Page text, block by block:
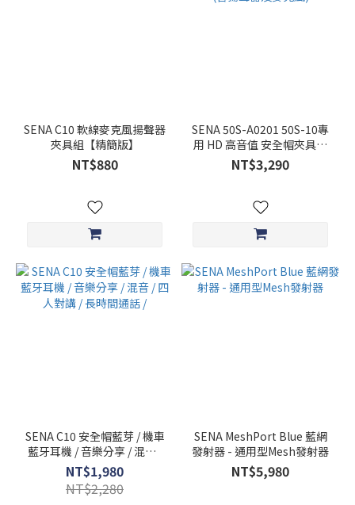
SENA C10 軟線麥克風揚聲器
夾具組【精簡版】
NT$880
SENA 50S-A0201 50S-10專
用 HD 高音值 安全帽夾具套
件組 (含揚聲器及麥克風)
NT$3,290
SENA C10 安全帽藍芽 / 機車
藍牙耳機 / 音樂分享 / 混音 /
四人對講 / 長時間通話 /
NT$1,980
NT$2,280
SENA MeshPort Blue 藍網
發射器 - 通用型Mesh發射器
NT$5,980